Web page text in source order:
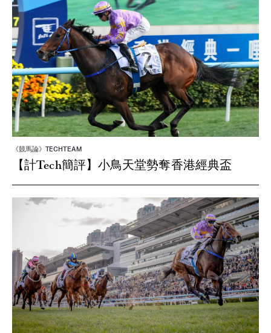
《競馬論》TECHTEAM
【計Tech簡評】小鳥天堂勢奪香港經典盃